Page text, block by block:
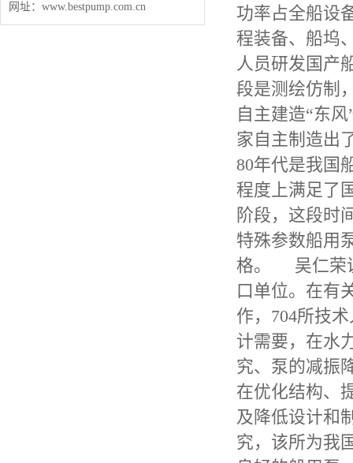
网址：www.bestpump.com.cn
功率占全船设
程装备、船坞
人员研发国产
段是测绘仿制
自主建造“东
家自主制造出
80年代是我国
程度上满足了
阶段，这段时
特殊参数船用
格。 吴仁荣
口单位。在有
作，704所技
计需要，在水
究、泵的减振
在优化结构、
及降低设计和
究，该所为我